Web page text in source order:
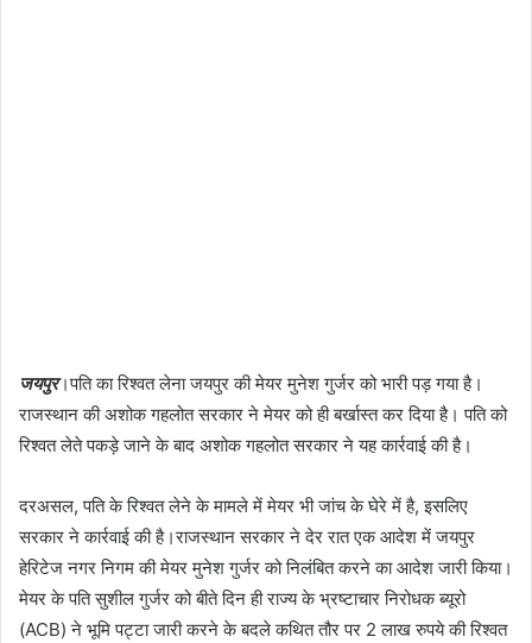
जयपुर।पति का रिश्वत लेना जयपुर की मेयर मुनेश गुर्जर को भारी पड़ गया है।
राजस्थान की अशोक गहलोत सरकार ने मेयर को ही बर्खास्त कर दिया है। पति को
रिश्वत लेते पकड़े जाने के बाद अशोक गहलोत सरकार ने यह कार्रवाई की है।
दरअसल, पति के रिश्वत लेने के मामले में मेयर भी जांच के घेरे में है, इसलिए
सरकार ने कार्रवाई की है।राजस्थान सरकार ने देर रात एक आदेश में जयपुर
हेरिटेज नगर निगम की मेयर मुनेश गुर्जर को निलंबित करने का आदेश जारी किया।
मेयर के पति सुशील गुर्जर को बीते दिन ही राज्य के भ्रष्टाचार निरोधक ब्यूरो
(ACB) ने भूमि पट्टा जारी करने के बदले कथित तौर पर 2 लाख रुपये की रिश्वत